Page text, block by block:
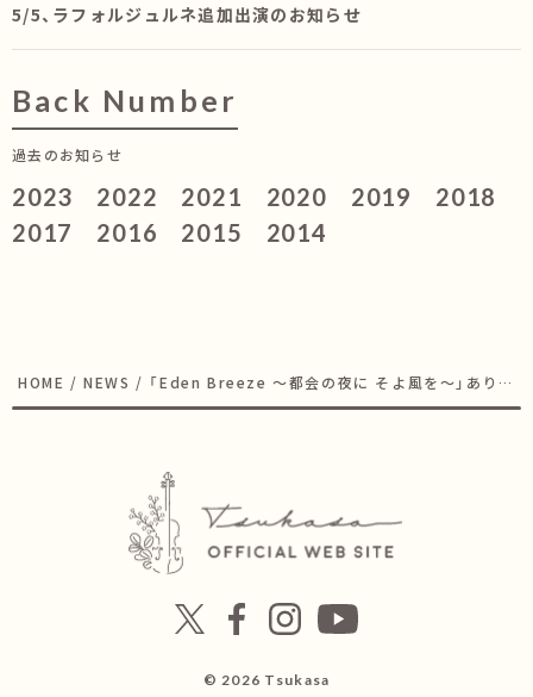
5/5、ラフォルジュルネ追加出演のお知らせ
Back Number
過去のお知らせ
2023 2022 2021 2020 2019
2018
2017
2016 2015 2014
HOME /NEWS / 「Eden Breeze 〜都会の夜に そよ風を〜」ありが
とうございました！
© 2026 Tsukasa